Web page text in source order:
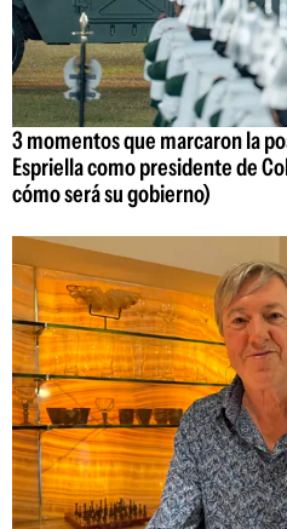
3 momentos que marcaron la
Espriella como presidente de
cómo será su gobierno)